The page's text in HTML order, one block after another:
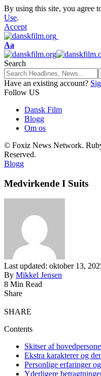
By using this site, you agree
Use.
Accept
Font
Resizer
Aa
Search
Have an existing account?
Follow US
Dansk Film
Blogg
Om os
© Foxiz News Network.
Reserved.
Blogg
Medvirkende I Suits
Last updated: oktober 13,
By Mikkel Jensen
8 Min Read
Share
SHARE
Contents
Skitser af
Ekstra karakterer og
Personlige erfaringer
Yderligere